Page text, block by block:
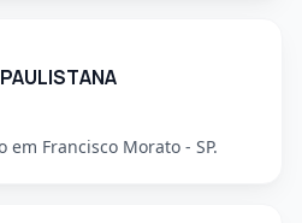
em Francisco Morato - SP.